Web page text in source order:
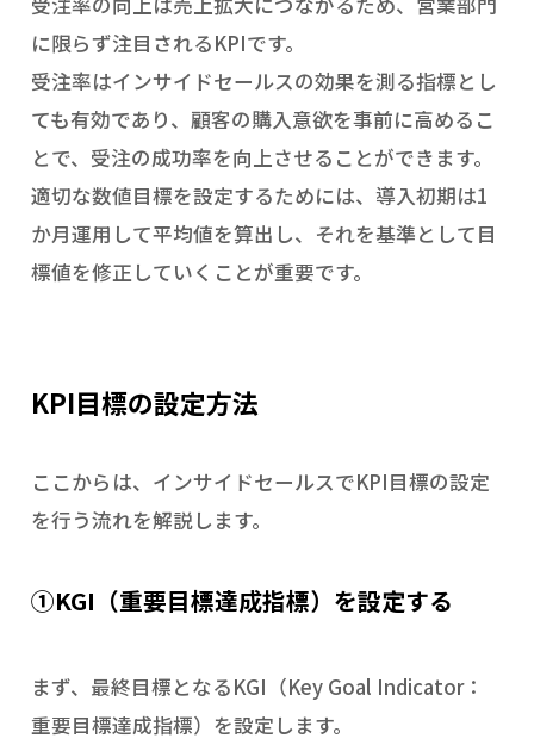
に限らず注目されるKPIです。
受注率はインサイドセールスの効果を測る指標とし
ても有効であり、顧客の購入意欲を事前に高めるこ
とで、受注の成功率を向上させることができます。
適切な数値目標を設定するためには、導入初期は1
か月運用して平均値を算出し、それを基準として目
標値を修正していくことが重要です。
KPI目標の設定方法
ここからは、インサイドセールスでKPI目標の設定
を行う流れを解説します。
①KGI（重要目標達成指標）を設定する
まず、最終目標となるKGI（Key Goal Indicator：
重要目標達成指標）を設定します。